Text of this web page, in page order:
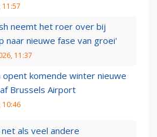
11:57
neemt het roer over bij
naar nieuwe fase van groei'
11:37
opent komende winter nieuwe
Brussels Airport
10:46
als veel andere